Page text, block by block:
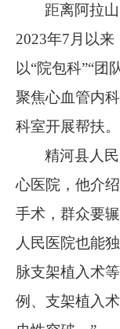
距离阿拉
2023年7 月以
以“院包科”“团
聚焦心血管内
科室开展帮扶。
精河县人
心医院，他介
手术，群众要
人民医院也能
脉支架植入术
例、支架植入术